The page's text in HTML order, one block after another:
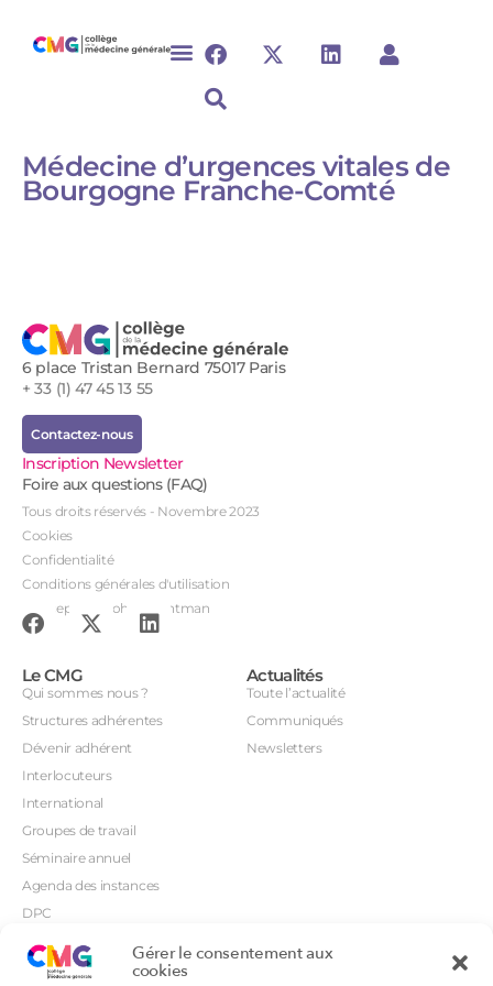
Gérer le consentement aux
cookies
Médecine d’urgences vitales de
Bourgogne Franche-Comté
6 place Tristan Bernard 75017 Paris
+ 33 (1) 47 45 13 55
Contactez-nous
Inscription Newsletter
Foire aux questions (FAQ)
Tous droits réservés - Novembre 2023
Cookies
Confidentialité
Conditions générales d'utilisation
Conception : John Brightman
Le CMG
Qui sommes nous ?
Structures adhérentes
Dévenir adhérent
Interlocuteurs
International
Groupes de travail
Séminaire annuel
Agenda des instances
DPC
Orientations prioritaires
Actualités
Toute l’actualité
Communiqués
Newsletters